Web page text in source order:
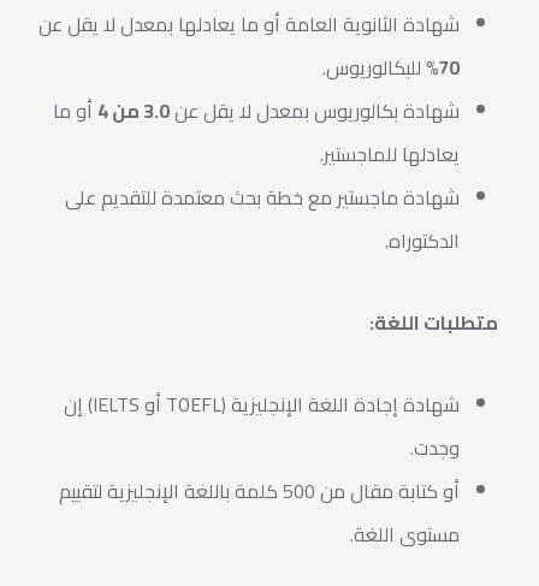
شهادة الثانوية العامة أو ما يعادلها بمعدل لا يقل عن
70% للبكالوريوس.
شهادة بكالوريوس بمعدل لا يقل عن3.0 من 4
أو ما
يعادلها للماجستير.
شهادة ماجستير مع خطة بحث معتمدة للتقديم على
الدكتوراه.
متطلبات اللغة:
شهادة إجادة اللغة الإنجليزية (TOEFL أو IELTS) إن
وجدت.
أو كتابة مقال من 500 كلمة باللغة الإنجليزية لتقييم
مستوى اللغة.